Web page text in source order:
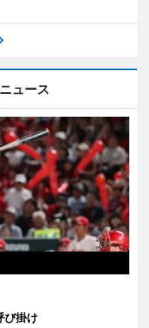
ュース
び掛け